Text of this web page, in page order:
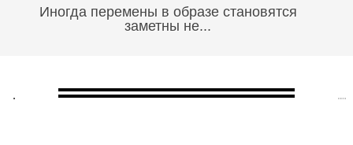
Иногда перемены в образе становятся
заметны не...